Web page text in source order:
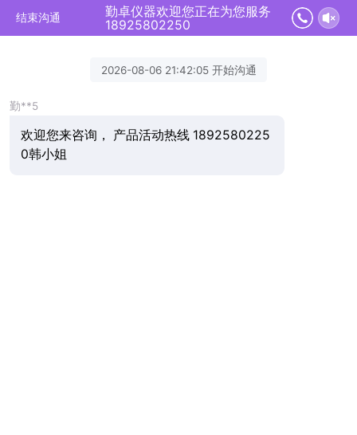
结束沟通
勤卓仪器欢迎您正在为您服务
18925802250
2026-08-06 21:42:05 开始沟通
勤**5
欢迎您来咨询， 产品活动热线 1892580225
0韩小姐